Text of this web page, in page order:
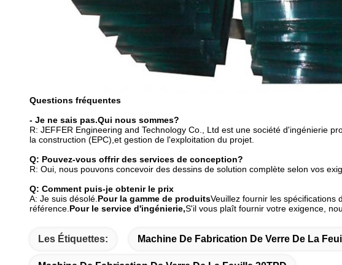
Questions fréquentes
- Je ne sais pas.Qui nous sommes?
R: JEFFER Engineering and Technology Co., Ltd est une société d'ingénierie
la construction (EPC),et gestion de l'exploitation du projet.
Q: Pouvez-vous offrir des services de conception?
R: Oui, nous pouvons concevoir des dessins de solution complète selon vos
Q: Comment puis-je obtenir le prix
A: Je suis désolé. Pour la gamme de produitsVeuillez fournir les spécifications
référence. Pour le service d'ingénierie,S'il vous plaît fournir votre exigence,
Les Étiquettes: Machine De Fabrication De Verre De La